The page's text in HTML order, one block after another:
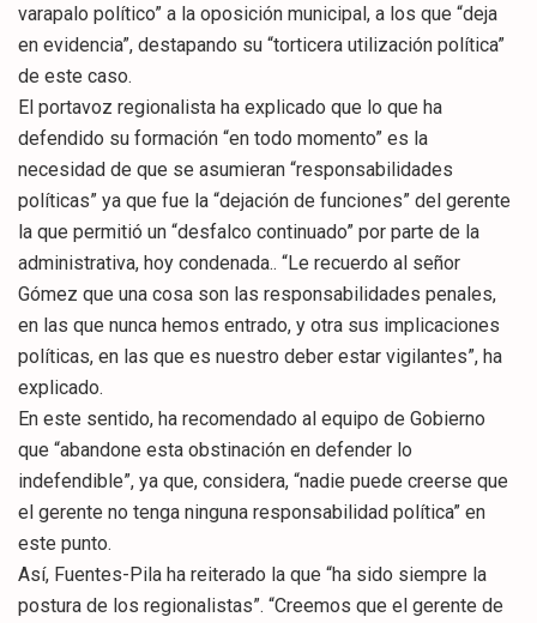
varapalo político” a la oposición municipal, a los que “deja
en evidencia”, destapando su “torticera utilización política”
de este caso.
El portavoz regionalista ha explicado que lo que ha
defendido su formación “en todo momento” es la
necesidad de que se asumieran “responsabilidades
políticas” ya que fue la “dejación de funciones” del gerente
la que permitió un “desfalco continuado” por parte de la
administrativa, hoy condenada.. “Le recuerdo al señor
Gómez que una cosa son las responsabilidades penales,
en las que nunca hemos entrado, y otra sus implicaciones
políticas, en las que es nuestro deber estar vigilantes”, ha
explicado.
En este sentido, ha recomendado al equipo de Gobierno
que “abandone esta obstinación en defender lo
indefendible”, ya que, considera, “nadie puede creerse que
el gerente no tenga ninguna responsabilidad política” en
este punto.
Así, Fuentes-Pila ha reiterado la que “ha sido siempre la
postura de los regionalistas”. “Creemos que el gerente de